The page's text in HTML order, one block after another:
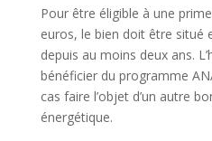
Pour être éligible à une
euros, le bien doit être situé
depuis au moins deux ans.
bénéficier du programme
cas faire l’objet d’un autre
énergétique.